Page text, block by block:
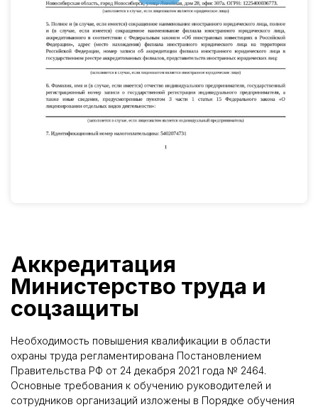
Аккредитация
Министерство труда и
соцзащиты
Необходимость повышения квалификации в области
охраны труда регламентирована Постановлением
Правительства РФ от 24 декабря 2021 года № 2464.
Основные требования к обучению руководителей и
сотрудников организаций изложены в Порядке обучения